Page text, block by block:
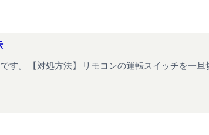
す。 【対処方法】 リモコンの運転スイッチを一